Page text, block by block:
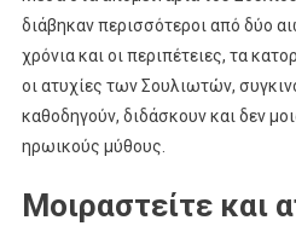
διάβηκαν περισσότεροι από δύο
χρόνια και οι περιπέτειες, τα
οι ατυχίες των Σουλιωτών,
καθοδηγούν, διδάσκουν και δεν
ηρωικούς μύθους.
Μοιραστείτε και